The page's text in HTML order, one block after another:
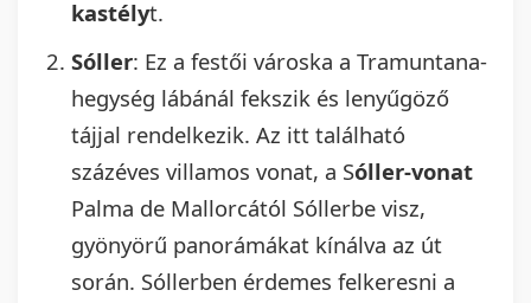
kastélyt.
Sóller: Ez a festői városka a Tramuntana-
hegység lábánál fekszik és lenyűgöző
tájjal rendelkezik. Az itt található
százéves villamos vonat, a Sóller-vonat
Palma de Mallorcától Sóllerbe visz,
gyönyörű panorámákat kínálva az út
során. Sóllerben érdemes felkeresni a